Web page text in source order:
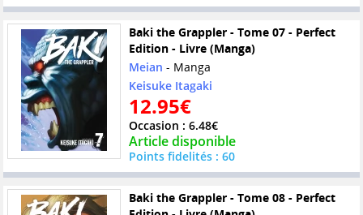
Baki the Grappler - Tome 07 - Perfect
Edition - Livre (Manga)
Meian - Manga
Keisuke Itagaki
12.95€
Occasion : 6.48€
Article disponible
Points fidelités : 60
Baki the Grappler - Tome 08 - Perfect